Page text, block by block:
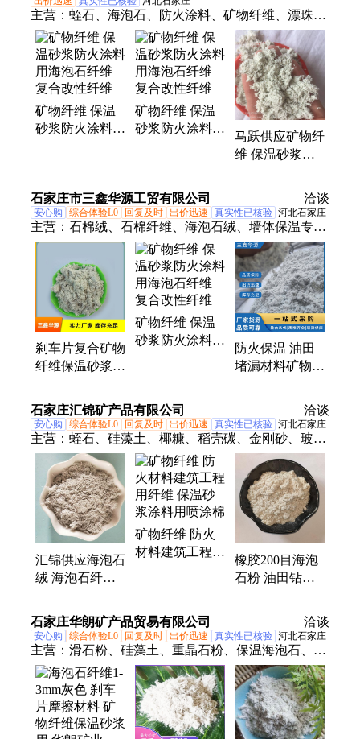
主营： 蛭石、海泡石、防火涂料、矿物纤维、漂珠、
石油焦、石墨颗粒、云母粉、火山球、重钙、滑石
粉、轮胎粉、钾长石、叶腊石、氧化铝、碳酸钙
矿物纤维 保温
砂浆防火涂料用
矿物纤维 保温
砂浆防火涂料用
马跃供应矿物纤
维 保温砂浆用
3MM 可寄样
石家庄市三鑫华源工贸有限公司 洽谈
安心购 综合体验L0 回复及时 出价迅速 真实性已核验 河北石家庄
主营： 石棉绒、石棉纤维、海泡石绒、墙体保温专用
棉、海泡石粉、水镁石纤维、防火涂料专用棉
刹车片复合矿物
纤维保温砂浆海
热 规格齐全
矿物纤维 保温
砂浆防火涂料用
防火保温 油田
堵漏材料矿物纤
砂浆 抗裂性强
石家庄汇锦矿产品有限公司 洽谈
安心购 综合体验L0 回复及时 出价迅速 真实性已核验 河北石家庄
主营： 蛭石、硅藻土、椰糠、稻壳碳、金刚砂、玻璃
粉、麦饭石、火山石、重晶石、高岭土、白炭黑、玻
璃砂、贝壳粉、氧化铁、重钙、沸石
汇锦供应海泡石
绒 海泡石纤维
温砂浆
矿物纤维 防火
材料建筑工程用
橡胶200目海泡
石粉 油田钻井
涂料用保温砂浆
石家庄华朗矿产品贸易有限公司 洽谈
安心购 综合体验L0 回复及时 出价迅速 真实性已核验 河北石家庄
主营： 滑石粉、硅藻土、重晶石粉、保温海泡石、配
重铁砂、蛭石粉、萤石粉、重钙粉、氧化钙、麦饭石
球、电气石粉、重质碳酸钙、海泡石纤维、莫来砂、
膨润土、漂珠、贝壳彩片、云母、石英砂、蛭石、木
粉、夜光石、生物质颗粒、铝矾土、粉煤灰漂珠、杨